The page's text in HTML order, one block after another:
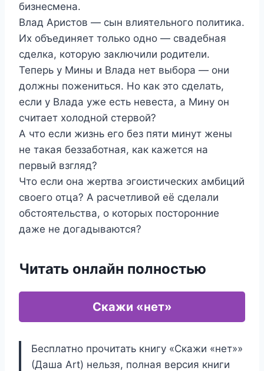
бизнесмена.
Влад Аристов — сын влиятельного политика.
Их объединяет только одно — свадебная
сделка, которую заключили родители.
Теперь у Мины и Влада нет выбора — они
должны пожениться. Но как это сделать,
если у Влада уже есть невеста, а Мину он
считает холодной стервой?
А что если жизнь его без пяти минут жены
не такая беззаботная, как кажется на
первый взгляд?
Что если она жертва эгоистических амбиций
своего отца? А расчетливой её сделали
обстоятельства, о которых посторонние
даже не догадываются?
Читать онлайн полностью
Скажи «нет»
Бесплатно прочитать книгу «Скажи «нет»»
(Даша Art) нельзя, полная версия книги